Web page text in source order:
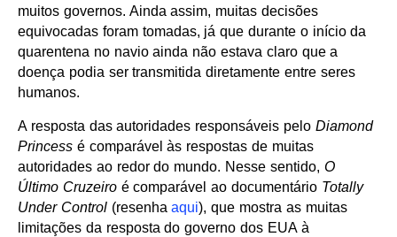
muitos governos. Ainda assim, muitas decisões
equivocadas foram tomadas, já que durante o início da
quarentena no navio ainda não estava claro que a
doença podia ser transmitida diretamente entre seres
humanos.
A resposta das autoridades responsáveis pelo Diamond
Princess é comparável às respostas de muitas
autoridades ao redor do mundo. Nesse sentido, O
Último Cruzeiroé comparável ao documentário Totally
Under Control(resenhaaqui), que mostra as muitas
limitações da resposta do governo dos EUA à